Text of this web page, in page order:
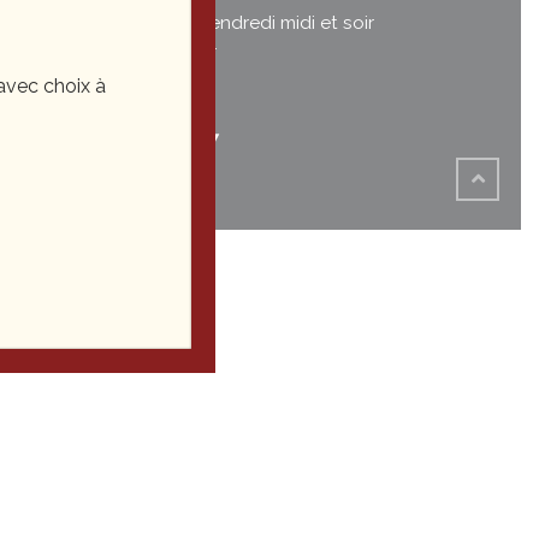
Du mardi au vendredi midi et soir
Le samedi soir
35 22 27
choix à